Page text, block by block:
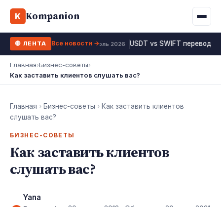
K Kompanion
Калькулятор МФО
Все 10 МФО →
Жизни
WhiteBIT
Kuna
Bybit
OKX
Все 10 бирж →
Ипотека
Депозит
Рефинансирование
ФОП налоги
🔴 ЛЕНТА 19 июль 2026 USDT vs SWIFT перевод
Все новости →
Главная›Бизнес-советы›
Как заставить клиентов слушать вас?
Главная › Бизнес-советы › Как заставить клиентов
слушать вас?
БИЗНЕС-СОВЕТЫ
Как заставить клиентов
слушать вас?
Yana